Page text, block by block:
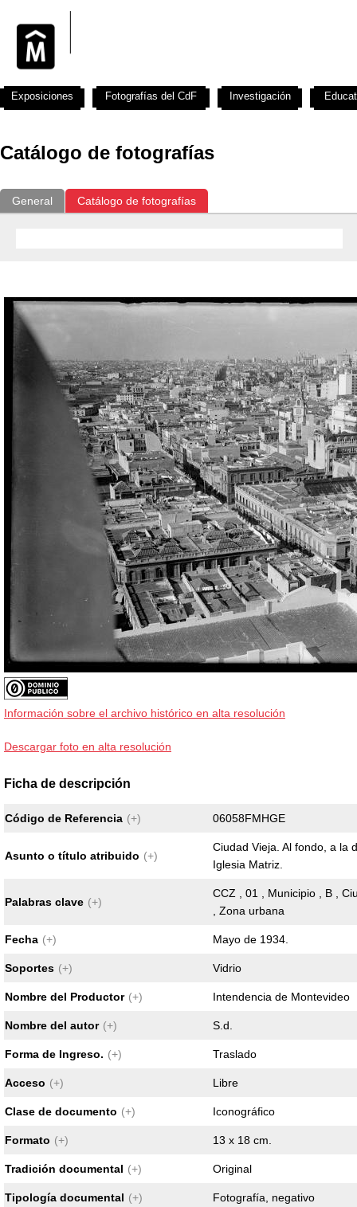
Catálogo de fotografías
General Catálogo de fotografías
Información sobre el archivo histórico en alta resolución
Descargar foto en alta resolución
Ficha de descripción
Código de Referencia (+) 06058FMHGE
Asunto o título atribuido (+)
Ciudad Vieja. Al fondo, a la
Iglesia Matriz.
Palabras clave (+)
CCZ , 01 , Municipio , B ,
, Zona urbana
Fecha (+) Mayo de 1934.
Soportes (+) Vidrio
Nombre del Productor (+) Intendencia de Montevideo
Nombre del autor (+) S.d.
Forma de Ingreso. (+) Traslado
Acceso (+) Libre
Clase de documento (+) Iconográfico
Formato (+) 13 x 18 cm.
Tradición documental (+) Original
Tipología documental (+) Fotografía, negativo
Exposiciones Fotografías del CdF Investigación